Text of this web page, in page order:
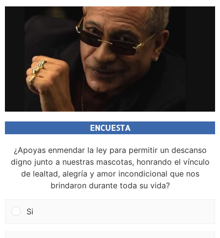
ENCUESTA
¿Apoyas enmendar la ley para permitir un descanso
digno junto a nuestras mascotas, honrando el vínculo
de lealtad, alegría y amor incondicional que nos
brindaron durante toda su vida?
Si